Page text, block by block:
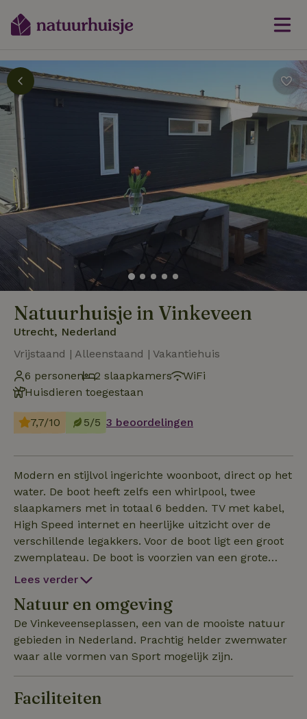
Natuurhuisje in Vinkeveen
Utrecht, Nederland
Vrijstaand | Alleenstaand | Vakantiehuis
6 personen
2 slaapkamers
WiFi
Huisdieren toegestaan
7,7/10 5/5 3 beoordelingen
Modern en stijlvol ingerichte woonboot, direct op het
water. De boot heeft zelfs een whirlpool, twee
slaapkamers met in totaal 6 bedden. TV met kabel,
High Speed internet en heerlijke uitzicht over de
verschillende legakkers. Voor de boot ligt een groot
zwemplateau. De boot is voorzien van een grote
omheinde prive tuin. die volledig op het zuiden ligt,
minuten van Amsterdam, - 20 minuten van Utrecht,
- 30 minuten van Rotterdam - 30 minuten van Den
Haag. Diverse supermarkten en verse winkels
(bakkers, slagers en kaasboer) op minder dan 2 km.
Lees verder
Natuur en omgeving
De Vinkeveenseplassen, een van de mooiste natuur
gebieden in Nederland. Prachtig helder zwemwater
waar alle vormen van Sport mogelijk zijn.
Faciliteiten